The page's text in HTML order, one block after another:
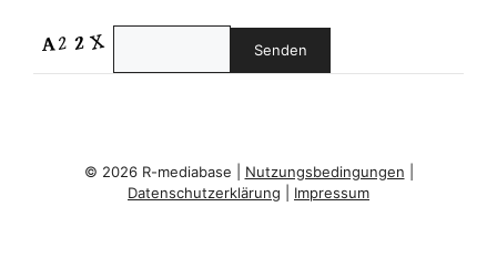
© 2026 R-mediabase | Nutzungsbedingungen
Datenschutzerklärung
Impressum